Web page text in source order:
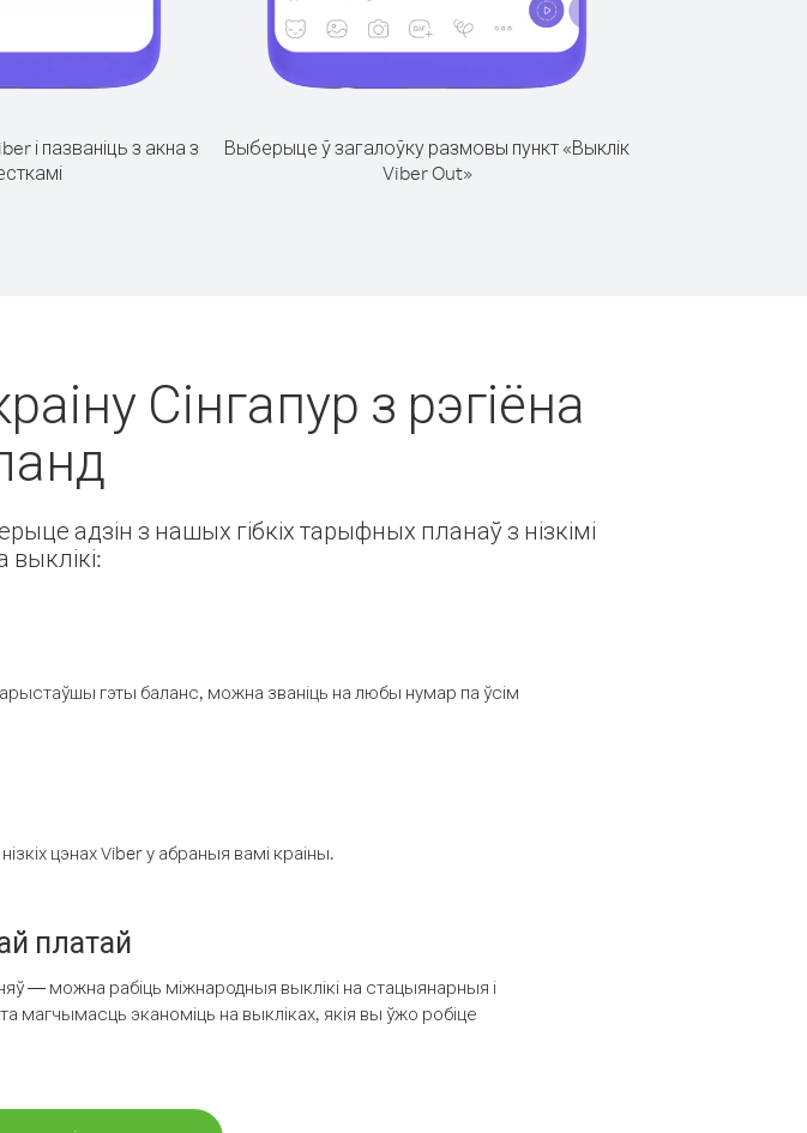
і пазваніць з акна з
Выберыце ў загалоўку размовы пункт «Выклік
Viber Out»
Сінгапур з рэгіёна
адзін з нашых гібкіх тарыфных планаў з нізкімі
выклікі:
гэты баланс, можна званіць на любы нумар па ўсім
цэнах Viber у абраныя вамі краіны.
платай
— можна рабіць міжнародныя выклікі на стацыянарныя і
магчымасць эканоміць на выкліках, якія вы ўжо робіце